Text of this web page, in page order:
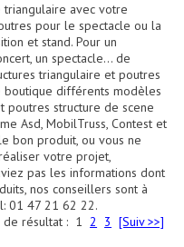
Diamants
De Régie
triangulaire avec votre
pour le spectacle ou la
et stand. Pour un
un spectacle… de
triangulaire et poutres
boutique différents modèles
poutres structure de scene
Asd, MobilTruss, Contest et
bon produit, ou vous ne
votre projet,
pas les informations dont
nos conseillers sont à
01 47 21 62 22.
de résultat : 1 2 3 [Suiv >>]